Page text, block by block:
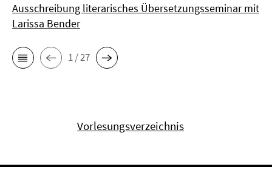
Ausschreibung literarisches Übersetzungsseminar mit
Larissa Bender
1 / 27
Vorlesungsverzeichnis